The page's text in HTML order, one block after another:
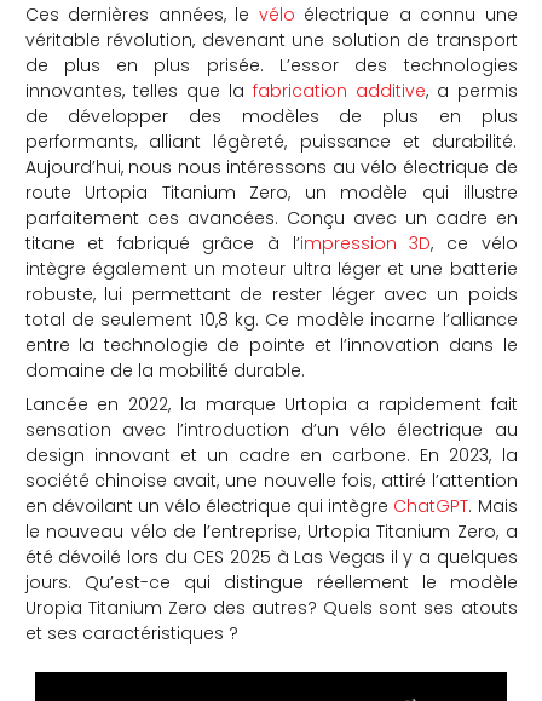
Ces dernières années, le vélo électrique a connu une
véritable révolution, devenant une solution de transport
de plus en plus prisée. L’essor des technologies
innovantes, telles que la fabrication additive, a permis
de développer des modèles de plus en plus
performants, alliant légèreté, puissance et durabilité.
Aujourd’hui, nous nous intéressons au vélo électrique de
route Urtopia Titanium Zero, un modèle qui illustre
parfaitement ces avancées. Conçu avec un cadre en
titane et fabriqué grâce à l’impression 3D, ce vélo
intègre également un moteur ultra léger et une batterie
robuste, lui permettant de rester léger avec un poids
total de seulement 10,8 kg. Ce modèle incarne l’alliance
entre la technologie de pointe et l’innovation dans le
domaine de la mobilité durable.
Lancée en 2022, la marque Urtopia a rapidement fait
sensation avec l’introduction d’un vélo électrique au
design innovant et un cadre en carbone. En 2023, la
société chinoise avait, une nouvelle fois, attiré l’attention
en dévoilant un vélo électrique qui intègre ChatGPT. Mais
le nouveau vélo de l’entreprise, Urtopia Titanium Zero, a
été dévoilé lors du CES 2025 à Las Vegas il y a quelques
jours. Qu’est-ce qui distingue réellement le modèle
Uropia Titanium Zero des autres? Quels sont ses atouts
et ses caractéristiques ?